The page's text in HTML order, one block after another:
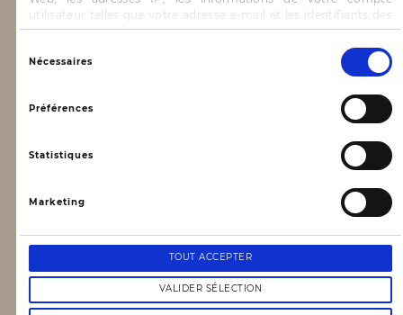
utilisateur telles que votre adresse e-mail et les identifiants des
cookies.
Vous avez le choix d’« Accepter » pour consentir à ces
utilisations, de « Refuser » pour vous y opposer ou
de sélectionner vos préférences concernant chaque catégorie
de cookie en cliquant sur « Valider la sélection » pour valider vos
options. Vous pouvez à tout moment modifier vos préférences
Nécessaires
Préférences
Statistiques
Marketing
TOUT ACCEPTER
VALIDER SÉLECTION
FAQ
Nous contacter
INFORMATIONS
Mentions légales
Conditions générales d’utilisation
Conditions générales de vente
NEWSLETTER